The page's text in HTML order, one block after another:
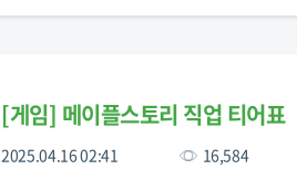
[게임] 메이플스토리 직업 티어표
2025.04.16 02:41 16,584